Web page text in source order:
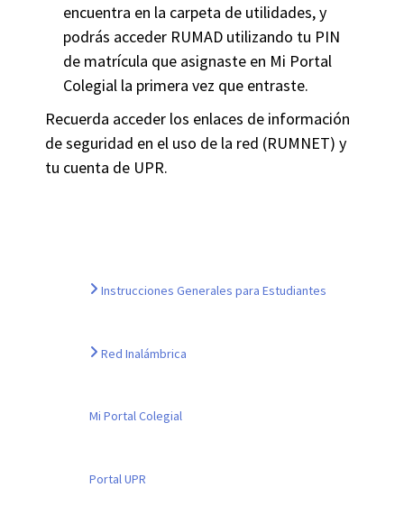
encuentra en la carpeta de utilidades, y
podrás acceder RUMAD utilizando tu PIN
de matrícula que asignaste en Mi Portal
Colegial la primera vez que entraste.
Recuerda acceder los enlaces de información
de seguridad en el uso de la red (RUMNET) y
tu cuenta de UPR.
Instrucciones Generales para Estudiantes
Red Inalámbrica
Mi Portal Colegial
Portal UPR